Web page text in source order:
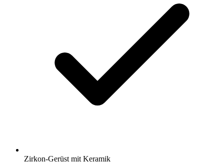
Zirkon-Gerüst mit Keramik